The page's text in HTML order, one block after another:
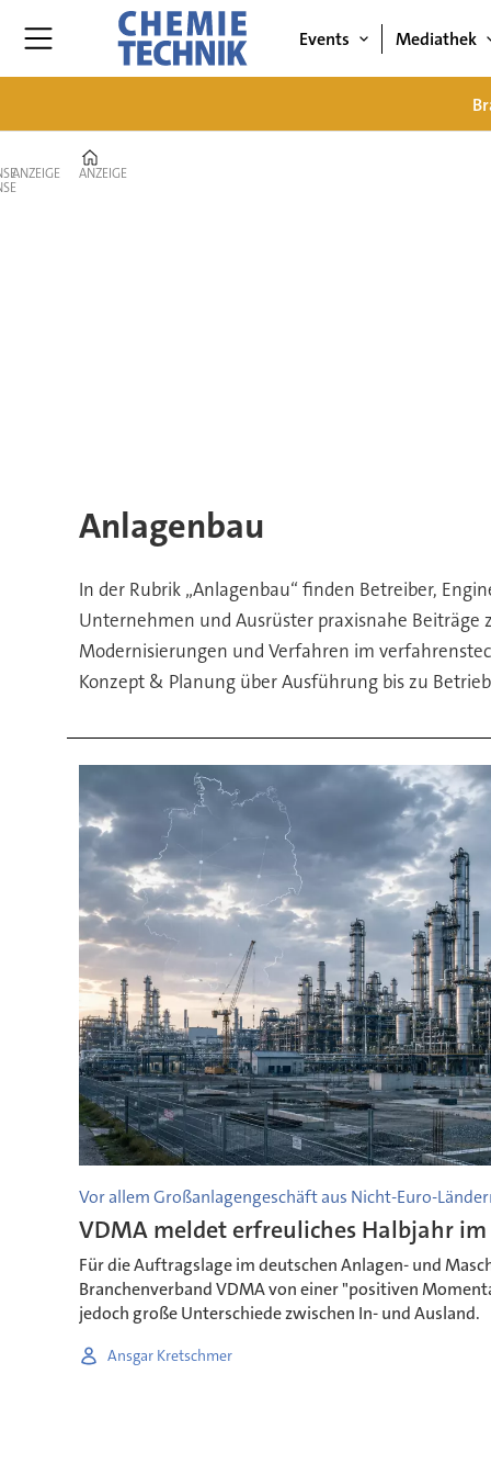
Events Mediathek
ANZEIGE
Projekte,
Verfahren
Engineering
Chemie-
Anlagenbau
ANZEIGE
Anlagenbau
In der Rubrik „Anlagenbau“ finden Betreiber,
Unternehmen und Ausrüster praxisnahe Beiträge
Modernisierungen und Verfahren im
Konzept & Planung über Ausführung bis zu
Vor allem Großanlagengeschäft aus Nicht-Euro-
VDMA meldet erfreuliches Halbjahr
Für die Auftragslage im deutschen Anlagen- und
Branchenverband VDMA von einer "positiven
jedoch große Unterschiede zwischen In- und Ausland.
Ansgar Kretschmer